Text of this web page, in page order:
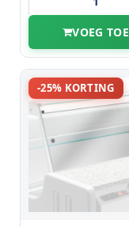
VOEG TOE
-25% KORTING